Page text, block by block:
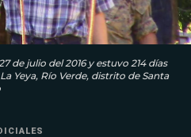
de julio del 2016 y estuvo 214 días
Yeya, Río Verde, distrito de Santa